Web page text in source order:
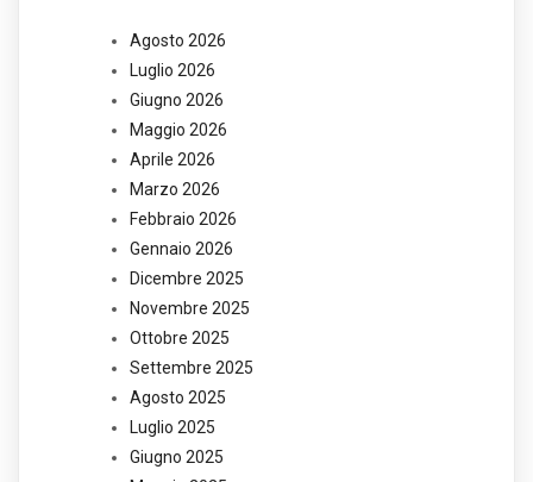
Agosto 2026
Luglio 2026
Giugno 2026
Maggio 2026
Aprile 2026
Marzo 2026
Febbraio 2026
Gennaio 2026
Dicembre 2025
Novembre 2025
Ottobre 2025
Settembre 2025
Agosto 2025
Luglio 2025
Giugno 2025